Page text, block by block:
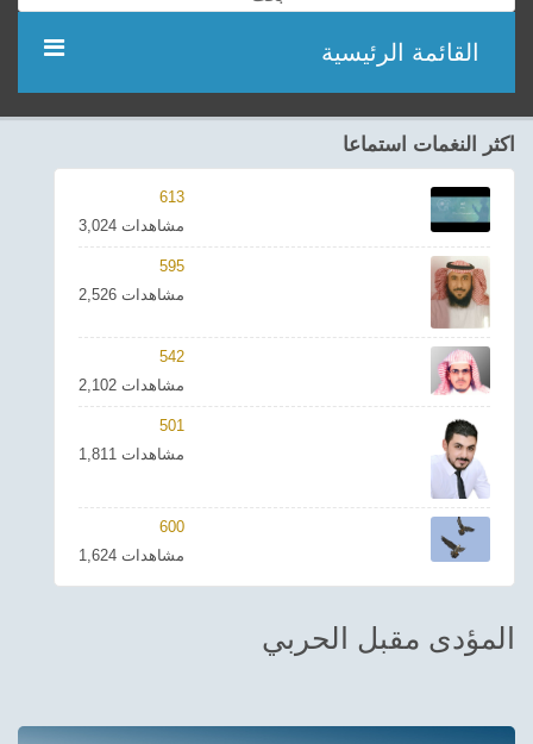
القائمة الرئيسية
مؤديين
شعر
اناشيد
ادعية
احدث الفيديوهات
ترفيهي
Asian
Foreign
Sudani tones
اكثر النغمات استماعا
613
3,024 مشاهدات
595
2,526 مشاهدات
542
2,102 مشاهدات
501
1,811 مشاهدات
600
1,624 مشاهدات
المؤدى مقبل الحربي